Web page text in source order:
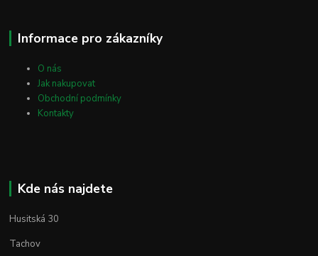
Informace pro zákazníky
O nás
Jak nakupovat
Obchodní podmínky
Kontakty
Kde nás najdete
Husitská 30
Tachov